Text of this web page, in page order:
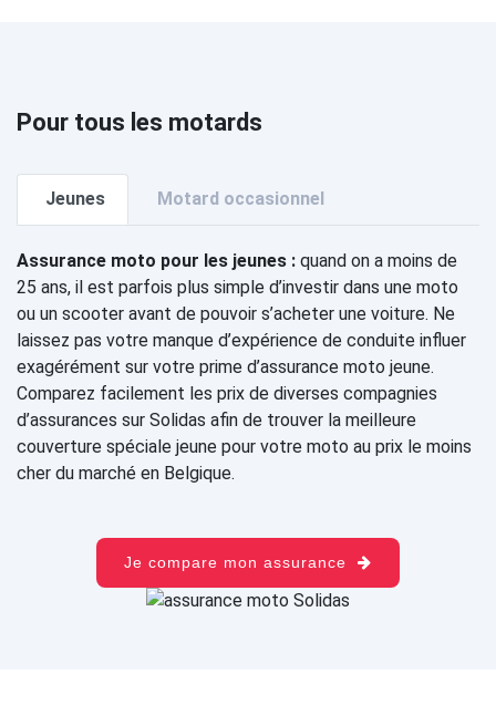
Pour tous les motards
Jeunes Motard occasionnel
Assurance moto pour les jeunes : quand on a moins de
25 ans, il est parfois plus simple d’investir dans une moto
ou un scooter avant de pouvoir s’acheter une voiture. Ne
laissez pas votre manque d’expérience de conduite influer
exagérément sur votre prime d’assurance moto jeune.
Comparez facilement les prix de diverses compagnies
d’assurances sur Solidas afin de trouver la meilleure
couverture spéciale jeune pour votre moto au prix le moins
cher du marché en Belgique.
Je compare mon assurance